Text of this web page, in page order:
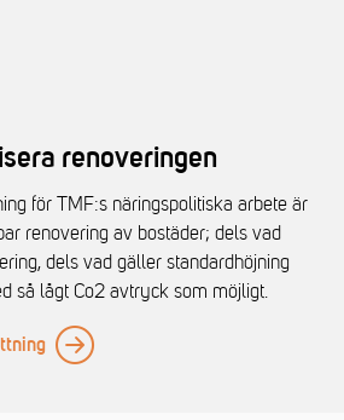
renoveringen
för TMF:s näringspolitiska arbete är
renovering av bostäder; dels vad
dels vad gäller standardhöjning
så lågt Co2 avtryck som möjligt.